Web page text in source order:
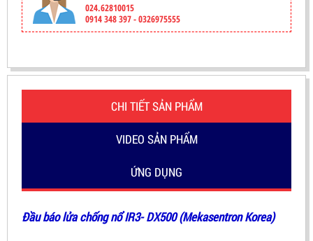
024.62810015
0914 348 397 - 0326975555
CHI TIẾT SẢN PHẨM
VIDEO SẢN PHẨM
ỨNG DỤNG
Đầu báo lửa chống nổ IR3- DX500 (Mekasentron Korea)